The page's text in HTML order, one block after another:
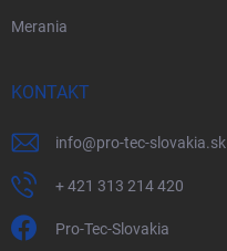
Merania
KONTAKT
info@pro-tec-slovakia.sk
+ 421 313 214 420
Pro-Tec-Slovakia